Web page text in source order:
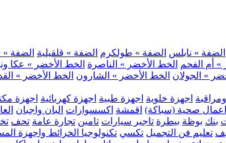
الضفة » نابلس الضفة » طولكرم الضفة » قلقيلية الضفة
» أم الفحم الخط الأخضر » الناصرة الخط الأخضر » عكا
» الجولان الخط الأخضر » الشارون الخط الأخضر »
اجهزة خلوية اجهزة طبية اجهزة كهربائية اجهزة
اعمال صحية (سباكة) اقمشة اكسسوارات البان واجبان
بنك بوظة بيطرة تاجير سيارات تامين تجارة عامة تحف
تعليم فن التجميل تكسي تكنولوجيا الخرائط واجهزة